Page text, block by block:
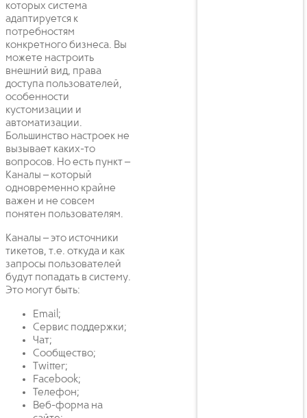
которых система
адаптируется к
потребностям
конкретного бизнеса. Вы
можете настроить
внешний вид, права
доступа пользователей,
особенности
кустомизации и
автоматизации.
Большинство настроек не
вызывает каких-то
вопросов. Но есть пункт –
Каналы – который
одновременно крайне
важен и не совсем
понятен пользователям.
Каналы – это источники
тикетов, т.е. откуда и как
запросы пользователей
будут попадать в систему.
Это могут быть:
Email;
Сервис поддержки;
Чат;
Сообщество;
Twitter;
Facebook;
Телефон;
Веб-форма на